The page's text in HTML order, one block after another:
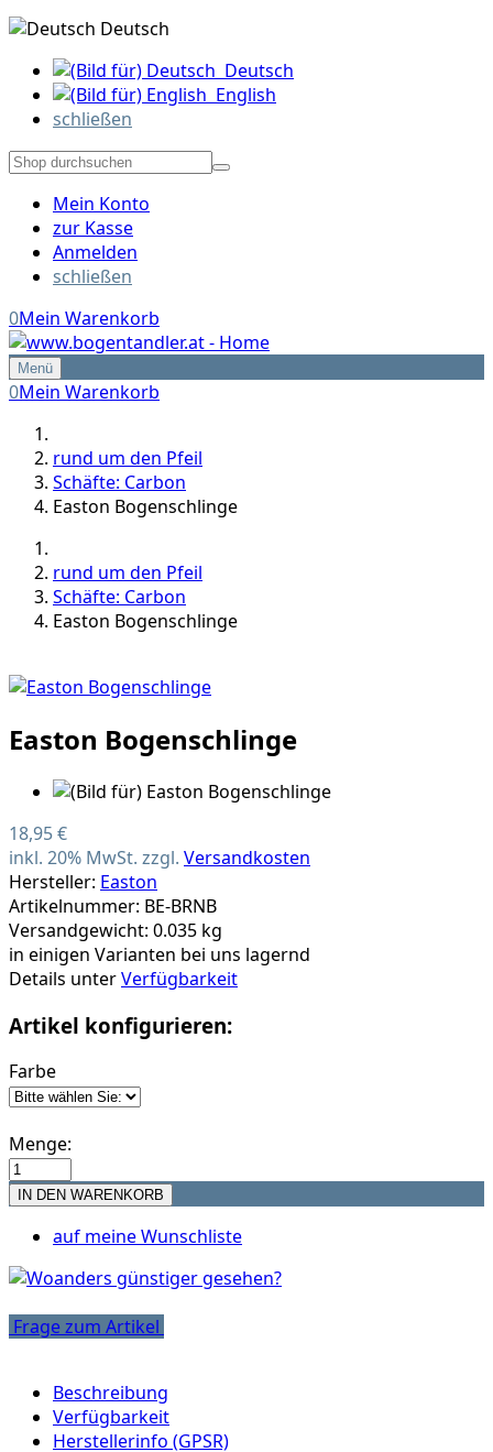
Deutsch
Deutsch
English
schließen
Mein Konto
zur Kasse
Anmelden
schließen
0Mein Warenkorb
Menü
0Mein Warenkorb
rund um den Pfeil
Schäfte: Carbon
Easton Bogenschlinge
rund um den Pfeil
Schäfte: Carbon
Easton Bogenschlinge
Easton Bogenschlinge
18,95 €
inkl. 20% MwSt. zzgl. Versandkosten
Hersteller: Easton
Artikelnummer: BE-BRNB
Versandgewicht: 0.035 kg
in einigen Varianten bei uns lagernd
Details unterVerfügbarkeit
Artikel konfigurieren:
Farbe
Menge:
auf meine Wunschliste
Frage zum Artikel
Beschreibung
Verfügbarkeit
Herstellerinfo (GPSR)